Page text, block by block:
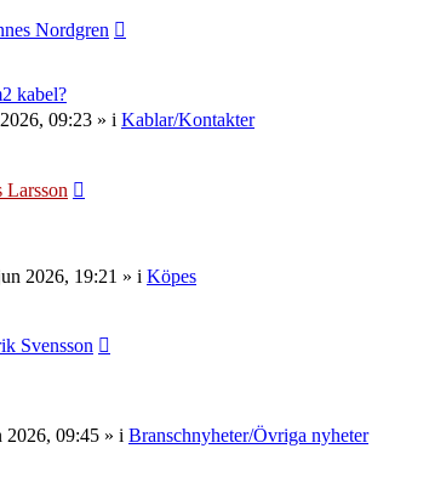
Nordgren
kabel?
09:23 » i Kablar/Kontakter
Larsson
2026, 19:21 » i Köpes
Svensson
2026, 09:45 » i Branschnyheter/Övriga nyheter